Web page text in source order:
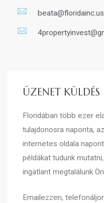
beata@floridainc.us
ÜZENET KÜLDÉS
Floridában több ezer
tulajdonosra naponta,
internetes oldala
példákat tudunk
ingatlant megtalálunk
Emailezzen,